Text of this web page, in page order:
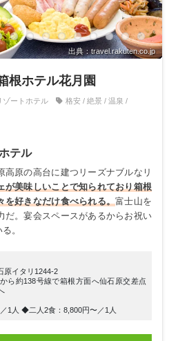
出典：travel.rakuten.co.jp
ホテル花月園
ゾートホテル 格安 / 絶景 / 温泉 /
テル
高原の高台に建つリーズナブルなリ
が美味しいことで知られており箱根
を好きなだけ食べられる。富士山を
だ。宴会スペースがあるからお祝い
。
原イタリ1244-2
ら約138号線で箱根方面へ仙石原交差点
1人 ◆二人2食：8,800円〜／1人